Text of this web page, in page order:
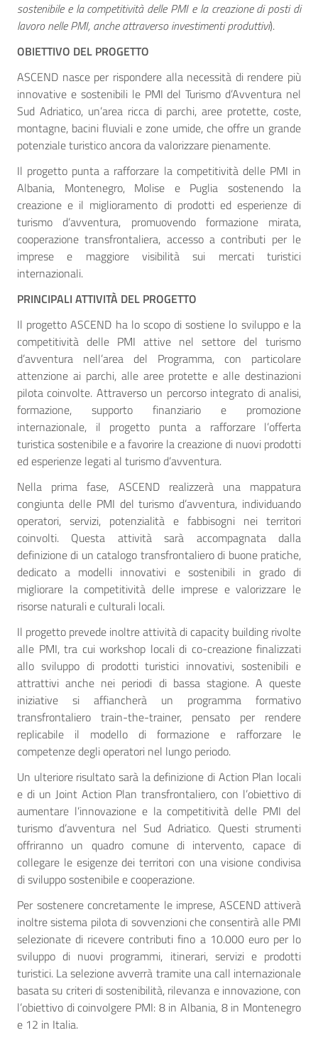
sostenibile e la competitività delle PMI e la creazione di posti di
lavoro nelle PMI, anche attraverso investimenti produttivi).
OBIETTIVO DEL PROGETTO
ASCEND nasce per rispondere alla necessità di rendere più
innovative e sostenibili le PMI del Turismo d’Avventura nel
Sud Adriatico, un’area ricca di parchi, aree protette, coste,
montagne, bacini fluviali e zone umide, che offre un grande
potenziale turistico ancora da valorizzare pienamente.
Il progetto punta a rafforzare la competitività delle PMI in
Albania, Montenegro, Molise e Puglia sostenendo la
creazione e il miglioramento di prodotti ed esperienze di
turismo d’avventura, promuovendo formazione mirata,
cooperazione transfrontaliera, accesso a contributi per le
imprese e maggiore visibilità sui mercati turistici
internazionali.
PRINCIPALI ATTIVITÀ DEL PROGETTO
Il progetto ASCEND ha lo scopo di sostiene lo sviluppo e la
competitività delle PMI attive nel settore del turismo
d’avventura nell’area del Programma, con particolare
attenzione ai parchi, alle aree protette e alle destinazioni
pilota coinvolte. Attraverso un percorso integrato di analisi,
formazione, supporto finanziario e promozione
internazionale, il progetto punta a rafforzare l’offerta
turistica sostenibile e a favorire la creazione di nuovi prodotti
ed esperienze legati al turismo d’avventura.
Nella prima fase, ASCEND realizzerà una mappatura
congiunta delle PMI del turismo d’avventura, individuando
operatori, servizi, potenzialità e fabbisogni nei territori
coinvolti. Questa attività sarà accompagnata dalla
definizione di un catalogo transfrontaliero di buone pratiche,
dedicato a modelli innovativi e sostenibili in grado di
migliorare la competitività delle imprese e valorizzare le
risorse naturali e culturali locali.
Il progetto prevede inoltre attività di capacity building rivolte
alle PMI, tra cui workshop locali di co-creazione finalizzati
allo sviluppo di prodotti turistici innovativi, sostenibili e
attrattivi anche nei periodi di bassa stagione. A queste
iniziative si affiancherà un programma formativo
transfrontaliero train-the-trainer, pensato per rendere
replicabile il modello di formazione e rafforzare le
competenze degli operatori nel lungo periodo.
Un ulteriore risultato sarà la definizione di Action Plan locali
e di un Joint Action Plan transfrontaliero, con l’obiettivo di
aumentare l’innovazione e la competitività delle PMI del
turismo d’avventura nel Sud Adriatico. Questi strumenti
offriranno un quadro comune di intervento, capace di
collegare le esigenze dei territori con una visione condivisa
di sviluppo sostenibile e cooperazione.
Per sostenere concretamente le imprese, ASCEND attiverà
inoltre sistema pilota di sovvenzioni che consentirà alle PMI
selezionate di ricevere contributi fino a 10.000 euro per lo
sviluppo di nuovi programmi, itinerari, servizi e prodotti
turistici. La selezione avverrà tramite una call internazionale
basata su criteri di sostenibilità, rilevanza e innovazione, con
l’obiettivo di coinvolgere PMI: 8 in Albania, 8 in Montenegro
e 12 in Italia.